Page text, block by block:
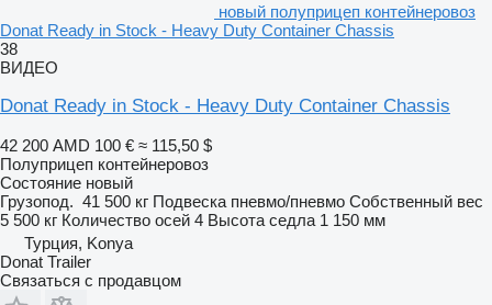
новый полуприцеп контейнеровоз
Donat Ready in Stock - Heavy Duty Container Chassis
38
ВИДЕО
Donat Ready in Stock - Heavy Duty Container Chassis
42 200 AMD 100 € ≈ 115,50 $
Полуприцеп контейнеровоз
Состояние новый
Грузопод. 41 500 кг Подвеска пневмо/пневмо Собственный вес
5 500 кг Количество осей 4 Высота седла 1 150 мм
Турция, Konya
Donat Trailer
Связаться с продавцом